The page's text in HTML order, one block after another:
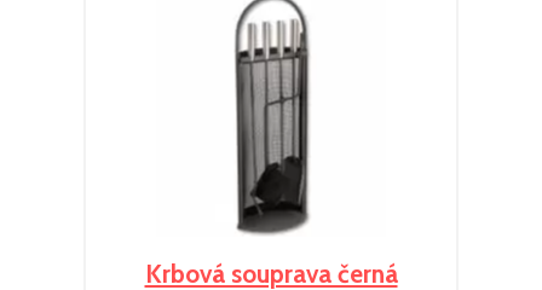
Krbová souprava černá